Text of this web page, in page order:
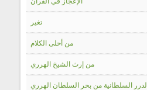
تغير
من أحلى الكلام
من إرث الشيخ الهرري
الدرر السلطانية من بحر السلطان الهرري